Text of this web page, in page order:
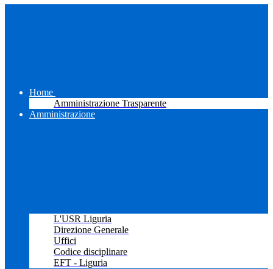
Home
Amministrazione Trasparente
Amministrazione
L'USR Liguria
Direzione Generale
Uffici
Codice disciplinare
EFT - Liguria